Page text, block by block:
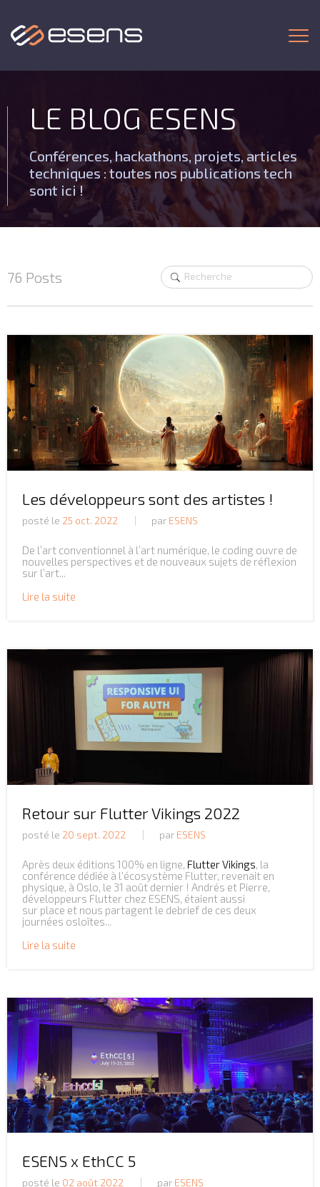
LE BLOG ESENS
Conférences, hackathons, projets, articles
techniques : toutes nos publications tech
sont ici !
76 Posts
Les développeurs sont des artistes !
posté le 25 oct. 2022 par ESENS
De l’art conventionnel à l’art numérique, le coding ouvre de
nouvelles perspectives et de nouveaux sujets de réflexion
sur l’art...
Lire la suite
Retour sur Flutter Vikings 2022
posté le 20 sept. 2022 par ESENS
Après deux éditions 100% en ligne, Flutter Vikings , la
conférence dédiée à l'écosystème Flutter, revenait en
physique, à Oslo, le 31 août dernier ! Andrés et Pierre,
développeurs Flutter chez ESENS, étaient aussi
sur place et nous partagent le debrief de ces deux
journées osloïtes...
Lire la suite
ESENS x EthCC 5
posté le 02 août 2022 par ESENS